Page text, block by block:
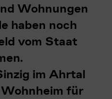
Wohnungen
haben noch
vom Staat
im Ahrtal
für